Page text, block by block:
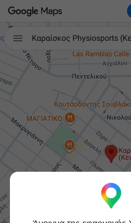
 Καραίσκος Physiosports